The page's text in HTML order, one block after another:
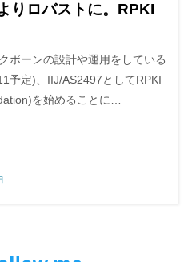
りロバストに。RPKI
ボーンの設計や運用をしている
予定)、IIJ/AS2497としてRPKI
を始めることに…